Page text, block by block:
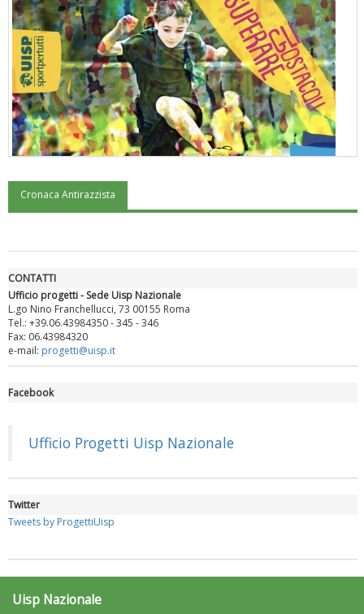
"Superare gli ostacoli": la relazione di Tiziano Pesce al CN Uisp
rivoluzioni"
Cronaca Antirazzista
CONTATTI
Ufficio progetti - Sede Uisp Nazionale
L.go Nino Franchellucci, 73 00155 Roma
Tel.: +39.06.43984350 - 345 - 346
Fax: 06.43984320
e-mail: progetti@uisp.it
Facebook
Ufficio Progetti Uisp Nazionale
Twitter
Tweets by ProgettiUisp
Uisp Nazionale